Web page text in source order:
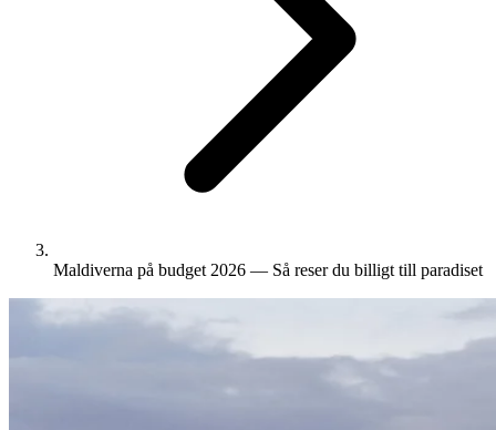
Maldiverna på budget 2026 — Så reser du billigt till paradiset